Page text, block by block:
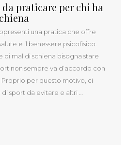
praticare per chi ha
una pratica che offre
e il benessere psicofisico.
di mal di schiena bisogna stare
non sempre va d’accordo con
per questo motivo, ci
sport da evitare e altri …
sport da praticare per chi ha problemi